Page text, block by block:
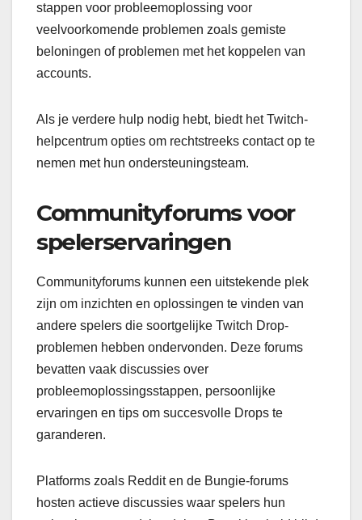
stappen voor probleemoplossing voor
veelvoorkomende problemen zoals gemiste
beloningen of problemen met het koppelen van
accounts.
Als je verdere hulp nodig hebt, biedt het Twitch-
helpcentrum opties om rechtstreeks contact op te
nemen met hun ondersteuningsteam.
Communityforums voor
spelerservaringen
Communityforums kunnen een uitstekende plek
zijn om inzichten en oplossingen te vinden van
andere spelers die soortgelijke Twitch Drop-
problemen hebben ondervonden. Deze forums
bevatten vaak discussies over
probleemoplossingsstappen, persoonlijke
ervaringen en tips om succesvolle Drops te
garanderen.
Platforms zoals Reddit en de Bungie-forums
hosten actieve discussies waar spelers hun